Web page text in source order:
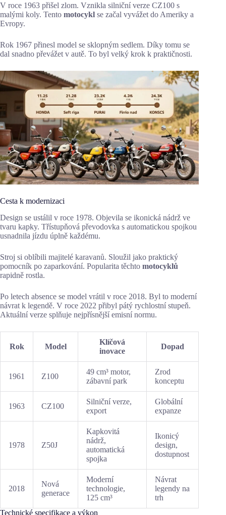
V roce 1963 přišel zlom. Vznikla silniční verze CZ100 s
malými koly. Tento motocykl se začal vyvážet do Ameriky a
Evropy.
Rok 1967 přinesl model se sklopným sedlem. Díky tomu se
dal snadno převážet v autě. To byl velký krok k praktičnosti.
Cesta k modernizaci
Design se ustálil v roce 1978. Objevila se ikonická nádrž ve
tvaru kapky. Třístupňová převodovka s automatickou spojkou
usnadnila jízdu úplně každému.
Stroj si oblíbili majitelé karavanů. Sloužil jako praktický
pomocník po zaparkování. Popularita těchto motocyklů
rapidně rostla.
Po letech absence se model vrátil v roce 2018. Byl to moderní
návrat k legendě. V roce 2022 přibyl pátý rychlostní stupeň.
Aktuální verze splňuje nejpřísnější emisní normu.
Rok Model
Klíčová
inovace
Dopad
1961 Z100
49 cm³ motor,
zábavní park
Zrod
konceptu
1963 CZ100
Silniční verze,
export
Globální
expanze
1978 Z50J
Kapkovitá
nádrž,
automatická
spojka
Ikonicý
design,
dostupnost
2018
Nová
generace
Moderní
technologie,
125 cm³
Návrat
legendy na
trh
Technické specifikace a výkon